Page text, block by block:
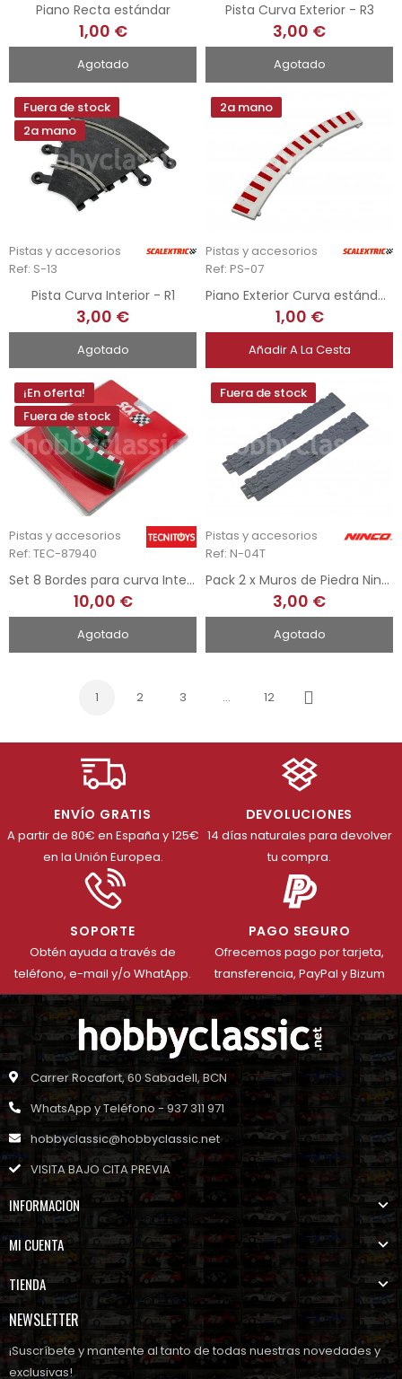
Piano Recta estándar
1,00 €
Agotado
Pista Curva Exterior - R3
3,00 €
Agotado
Fuera de stock
2a mano
Pistas y accesorios
Ref: S-13
Pista Curva Interior - R1
3,00 €
Agotado
2a mano
Pistas y accesorios
Ref: PS-07
Piano Exterior Curva estándar - R2
1,00 €
Añadir A La Cesta
¡En oferta!
Fuera de stock
Pistas y accesorios
Ref: TEC-87940
Set 8 Bordes para curva Interior - R1
10,00 €
Agotado
Fuera de stock
Pistas y accesorios
Ref: N-04T
Pack 2 x Muros de Piedra Ninco
3,00 €
Agotado
1 2 3 … 12
Siguiente
ENVÍO GRATIS
A partir de 80€ en España y 125€
en la Unión Europea.
DEVOLUCIONES
14 días naturales para devolver
tu compra.
SOPORTE
Obtén ayuda a través de
teléfono, e-mail y/o WhatApp.
PAGO SEGURO
Ofrecemos pago por tarjeta,
transferencia, PayPal y Bizum
Carrer Rocafort, 60 Sabadell, BCN
WhatsApp y Teléfono - 937 311 971
hobbyclassic@hobbyclassic.net
VISITA BAJO CITA PREVIA
INFORMACION
MI CUENTA
TIENDA
NEWSLETTER
¡Suscríbete y mantente al tanto de todas nuestras novedades y
exclusivas!